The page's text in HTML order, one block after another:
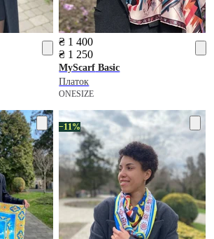
₴ 1 400
₴ 1 250
MyScarf Basic
Платок
ONESIZE
−11%